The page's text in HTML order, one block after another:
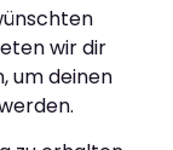
wir dir
um deinen